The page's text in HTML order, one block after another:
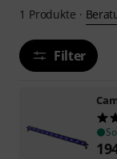
1 Produkte ·
Filter